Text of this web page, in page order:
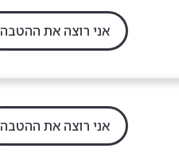
אני רוצה את ההטבה
אני רוצה את ההטבה